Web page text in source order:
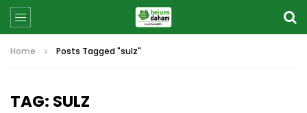
Home Posts Tagged "sulz"
TAG: SULZ